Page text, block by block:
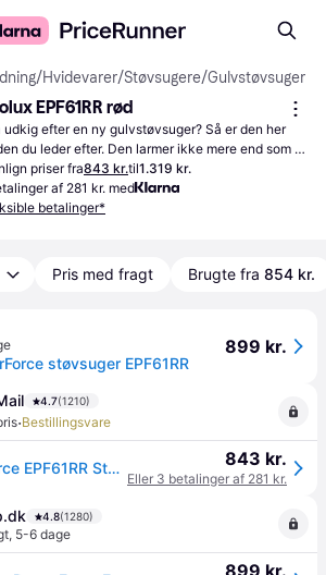
/Hvidevarer/Støvsugere/Gulvstøvsuger
EPF61RR rød
udkig efter en ny gulvstøvsuger? Så er den her
du leder efter. Den larmer ikke mere end som så
modeller. Støvsugerens beholder har plads til
priser fra843 kr.til1.319 kr.
af 281 kr. med
betalinger*
Pris med fragt Brugte fra 854 kr.
støvsuger EPF61RR
899 kr.
4.7(1210)
·Bestillingsvare
Electrolux PowerForce EPF61RR Støvsuger Rød --> På fjernlager, levevering hos dig 16-08-2026 843 kr.
Eller 3 betalinger af 281 kr.
4.8(1280)
, 5-6 dage
899 kr.